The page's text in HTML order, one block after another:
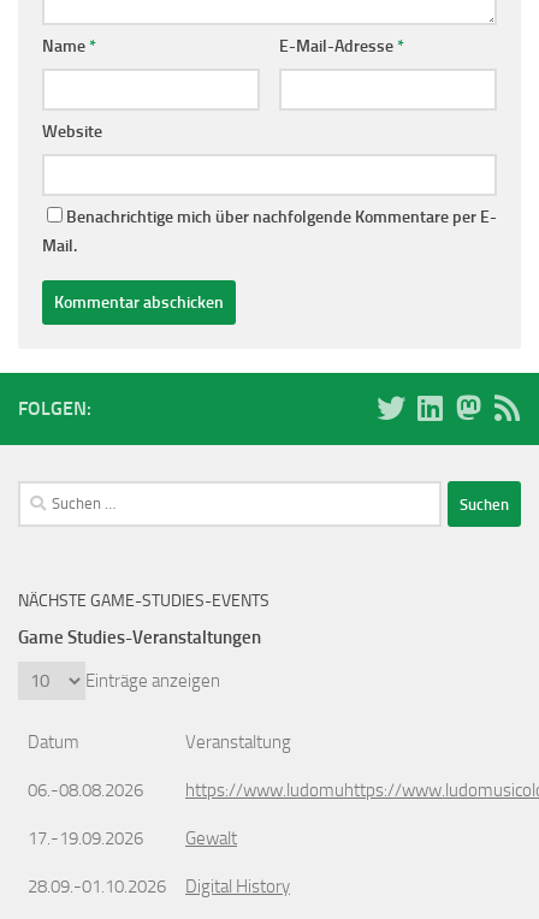
Name* E-Mail-Adresse*
Website
Benachrichtige mich über nachfolgende Kommentare per E-
Mail.
FOLGEN:
Suchen
nach:
NÄCHSTE GAME-STUDIES-EVENTS
Game Studies-Veranstaltungen
Einträge anzeigen
Datum Veranstaltung
06.-08.08.2026 https://www.ludomuhttps://
17.-19.09.2026 Gewalt
28.09.-01.10.2026 Digital History